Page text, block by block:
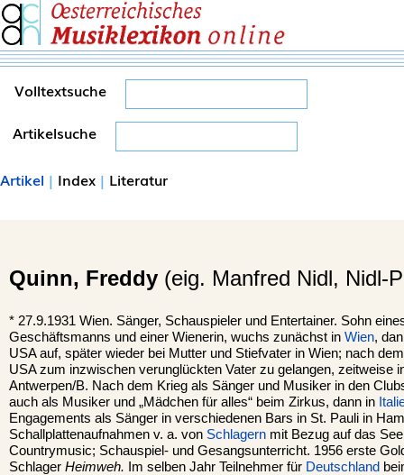
Volltextsuche
Artikelsuche
Artikel | Index | Literatur
Quinn, Freddy (eig. Manfred Nidl, Nidl-
* 27.9.1931 Wien. Sänger, Schauspieler und Entertainer. Sohn
Geschäftsmanns und einer Wienerin, wuchs zunächst in Wien,
USA auf, später wieder bei Mutter und Stiefvater in Wien; nach
USA zum inzwischen verunglückten Vater zu gelangen, zeitweise
Antwerpen/B. Nach dem Krieg als Sänger und Musiker in den
auch als Musiker und „Mädchen für alles“ beim Zirkus, dann in
Engagements als Sänger in verschiedenen Bars in St. Pauli in
Schallplattenaufnahmen v. a. von Schlagern mit Bezug auf das
Countrymusic; Schauspiel- und Gesangsunterricht. 1956 erste
Schlager Heimweh. Im selben Jahr Teilnehmer für Deutschland